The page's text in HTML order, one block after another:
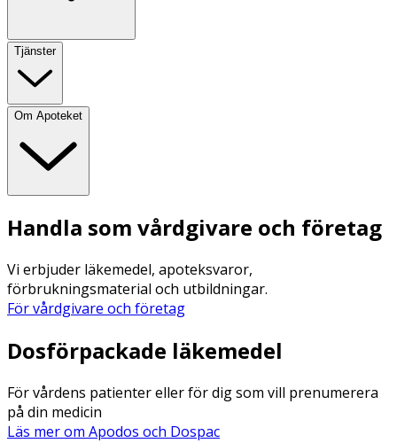
Tjänster
Om Apoteket
Handla som vårdgivare och företag
Vi erbjuder läkemedel, apoteksvaror,
förbrukningsmaterial och utbildningar.
För vårdgivare och företag
Dosförpackade läkemedel
För vårdens patienter eller för dig som vill prenumerera
på din medicin
Läs mer om Apodos och Dospac